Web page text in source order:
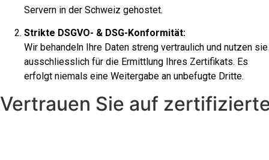
Servern in der Schweiz gehostet.
Strikte DSGVO- & DSG-Konformität:
Wir behandeln Ihre Daten streng vertraulich und nutzen sie
ausschliesslich für die Ermittlung Ihres Zertifikats. Es
erfolgt niemals eine Weitergabe an unbefugte Dritte.
Vertrauen Sie auf